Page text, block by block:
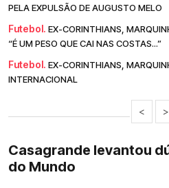
PELA EXPULSÃO DE AUGUSTO MELO
Futebol. EX-CORINTHIANS,
“É UM PESO QUE CAI NAS COSTAS...”
Futebol. EX-CORINTHIANS,
INTERNACIONAL
< >
Casagrande levantou
do Mundo